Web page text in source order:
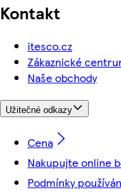
Kontakt
itesco.cz
Zákaznické
Naše obchody
Užitečné odkazy
Cena
Nakupujte online
Podmínky